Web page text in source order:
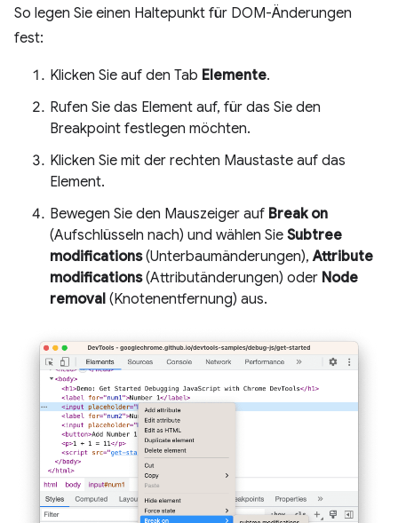
So legen Sie einen Haltepunkt für DOM-Änderungen
fest:
Klicken Sie auf den Tab Elemente.
Rufen Sie das Element auf, für das Sie den
Breakpoint festlegen möchten.
Klicken Sie mit der rechten Maustaste auf das
Element.
Bewegen Sie den Mauszeiger auf Break on
(Aufschlüsseln nach) und wählen Sie Subtree
modifications(Unterbaumänderungen),Attribute
modifications(Attributänderungen) oder Node
removal (Knotenentfernung) aus.